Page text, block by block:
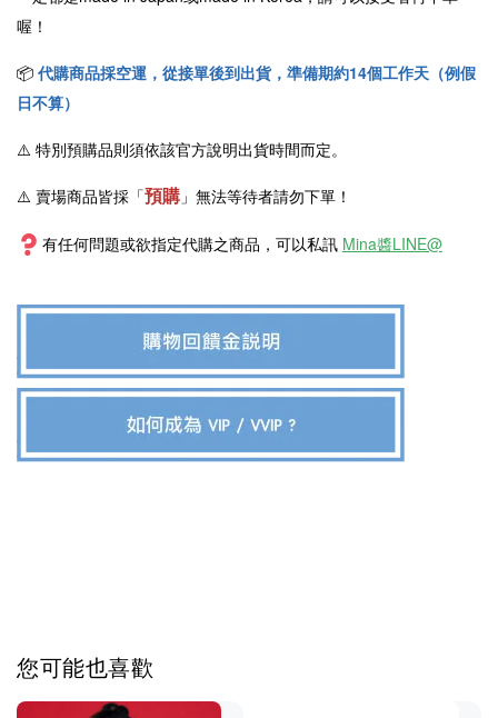
喔！
📦 代購商品採空運，從接單後到出貨，準備期約14個工作天（例假
日不算）
⚠️ 特別預購品則須依該官方說明出貨時間而定。
⚠️ 賣場商品皆採 「預購 」 無法等待者請勿下單！
有任何問題或欲指定代購之商品，可以私訊 Mina醬LINE@
您可能也喜歡